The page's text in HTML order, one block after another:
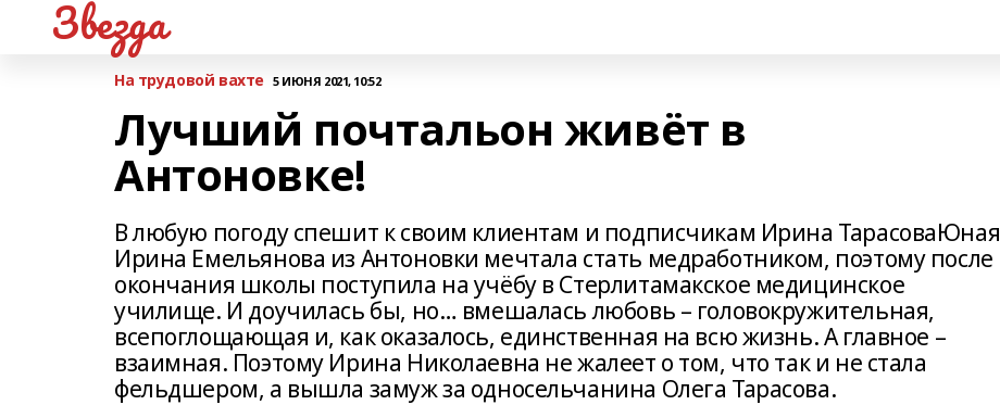
Звезда
На трудовой вахте 5 ИЮНЯ 2021, 10:52
Лучший почтальон живёт в
Антоновке!
В любую погоду спешит к своим клиентам и подписчикам Ирина ТарасоваЮная
Ирина Емельянова из Антоновки мечтала стать медработником, поэтому после
окончания школы поступила на учёбу в Стерлитамакское медицинское
училище. И доучилась бы, но… вмешалась любовь – головокружительная,
всепоглощающая и, как оказалось, единственная на всю жизнь. А главное –
взаимная. Поэтому Ирина Николаевна не жалеет о том, что так и не стала
фельдшером, а вышла замуж за односельчанина Олега Тарасова.